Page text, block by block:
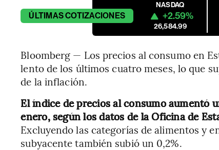
ÚLTIMASCOTIZACIONES
NASDAQ
+2.59%
26,584.99
Bloomberg — Los precios al consumo en
lento de los últimos cuatro meses, lo que
de la inflación.
El índice de precios al consumo aumentó
enero, según los datos de la Oficina de
Excluyendo las categorías de alimentos y
subyacente también subió un 0,2%.